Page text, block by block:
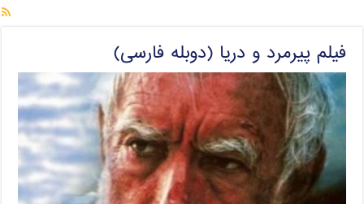
فیلم پیرمرد و دریا (دوبله فارسی)